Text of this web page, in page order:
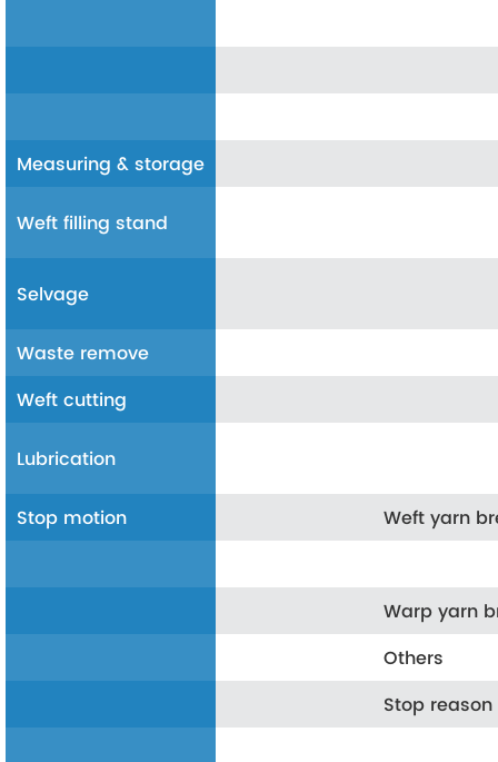
Measuring & storage
Weft filling stand
Selvage
Waste remove
Weft cutting
Lubrication
Stop motion Weft yarn
Warp yarn
Others
Stop